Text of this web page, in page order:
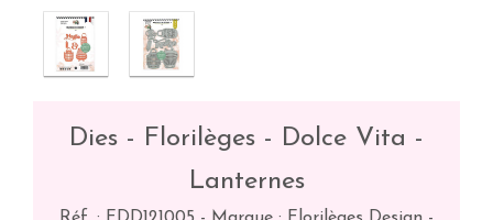
Dies - Florilèges - Dolce Vita -
Lanternes